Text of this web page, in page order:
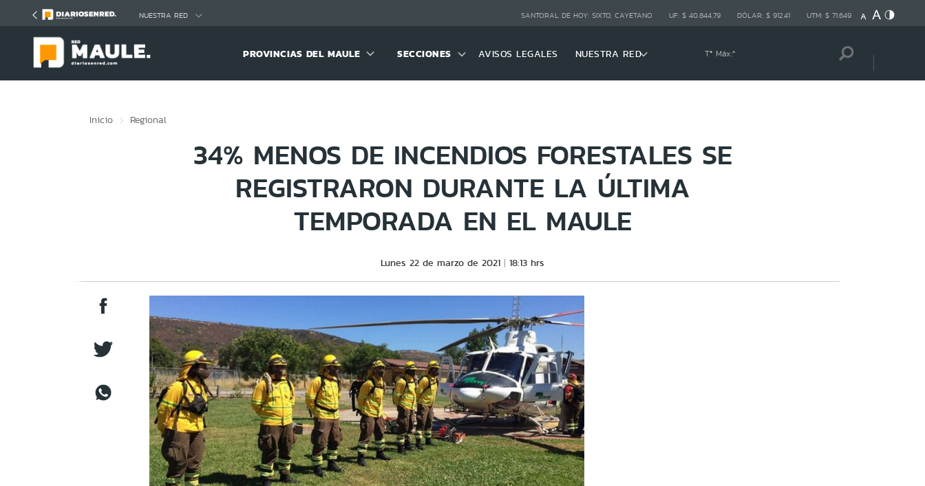
NUESTRA RED SANTORAL DE HOY: SIXTO, CAYETANO UF: $ 40.844,79 DÓLAR: $ 912,41 UTM: $ 71.649
PROVINCIAS DEL MAULE SECCIONES AVISOS LEGALES NUESTRA RED Tª Máx:º
Inicio Regional
34% MENOS DE INCENDIOS FORESTALES SE
REGISTRARON DURANTE LA ÚLTIMA
TEMPORADA EN EL MAULE
Lunes 22 de marzo de 2021 18:13 hrs